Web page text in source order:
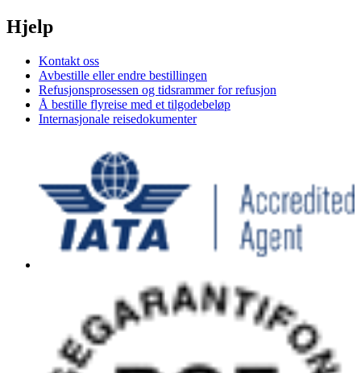
Hjelp
Kontakt oss
Avbestille eller endre bestillingen
Refusjonsprosessen og tidsrammer for refusjon
Å bestille flyreise med et tilgodebeløp
Internasjonale reisedokumenter